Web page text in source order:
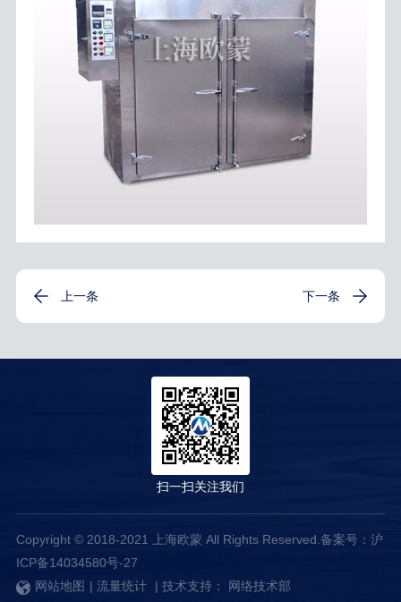
上一条 下一条
扫一扫关注我们
Copyright © 2018-2021 上海欧蒙 All Rights Reserved.备案号： 沪
ICP备14034580号-27
网站地图 | 流量统计 | 技术支持： 网络技术部